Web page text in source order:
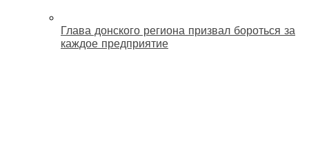
Глава донского региона призвал бороться за
каждое предприятие